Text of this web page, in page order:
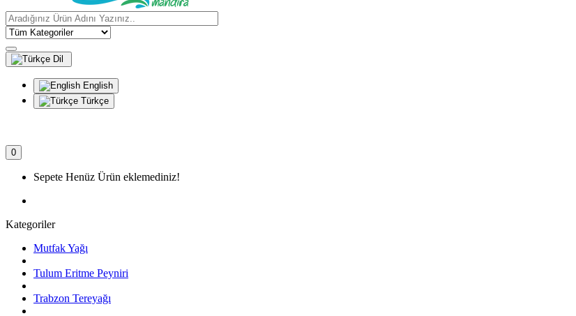
Dil
English
Türkçe
0
Sepete Henüz Ürün eklemediniz!
Kategoriler
Mutfak Yağı
Tulum Eritme Peyniri
Trabzon Tereyağı